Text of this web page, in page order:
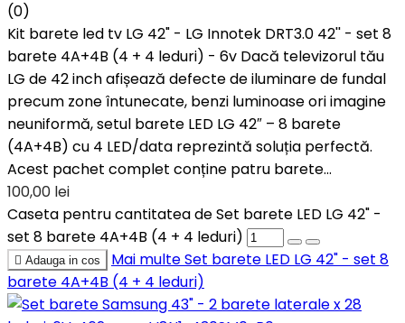
(0)
Kit barete led tv LG 42" - LG Innotek DRT3.0 42'' - set 8
barete 4A+4B (4 + 4 leduri) - 6v Dacă televizorul tău
LG de 42 inch afișează defecte de iluminare de fundal
precum zone întunecate, benzi luminoase ori imagine
neuniformă, setul barete LED LG 42″ – 8 barete
(4A+4B) cu 4 LED/data reprezintă soluția perfectă.
Acest pachet complet conține patru barete...
100,00 lei
Caseta pentru cantitatea de Set barete LED LG 42" -
set 8 barete 4A+4B (4 + 4 leduri)
 Adauga in cos Mai multeSet barete LED LG 42" - set 8
barete 4A+4B (4 + 4 leduri)